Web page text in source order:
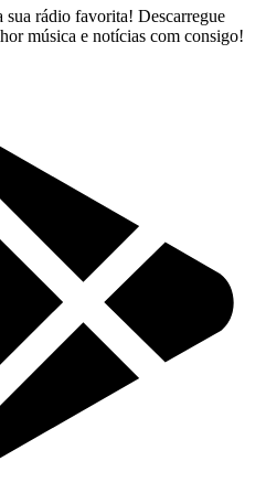
rádio favorita! Descarregue
música e notícias com consigo!